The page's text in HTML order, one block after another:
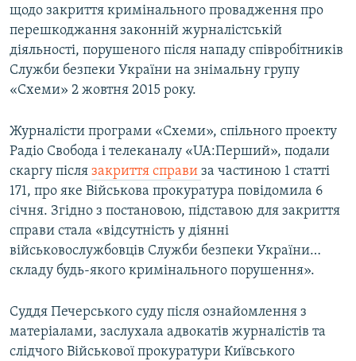
ДОЛУЧАЙСЯ!
Усі сайти RFE/RL
щодо закриття кримінального провадження про
перешкоджання законній журналістській
діяльності, порушеного після нападу співробітників
Служби безпеки України на знімальну групу
«Схеми» 2 жовтня 2015 року.
Журналісти програми «Схеми», спільного проекту
Радіо Свобода і телеканалу «UA:Перший», подали
скаргу після закриття справи за частиною 1 статті
171, про яке Військова прокуратура повідомила 6
січня. Згідно з постановою, підставою для закриття
справи стала «відсутність у діянні
військовослужбовців Служби безпеки України…
складу будь-якого кримінального порушення».
Суддя Печерського суду після ознайомлення з
матеріалами, заслухала адвокатів журналістів та
слідчого Військової прокуратури Київського